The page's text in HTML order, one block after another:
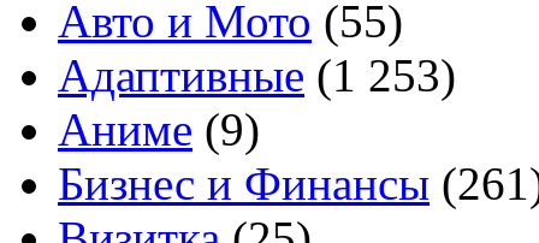
Авто и Мото (55)
Адаптивные (1 253)
Аниме (9)
Бизнес и Финансы